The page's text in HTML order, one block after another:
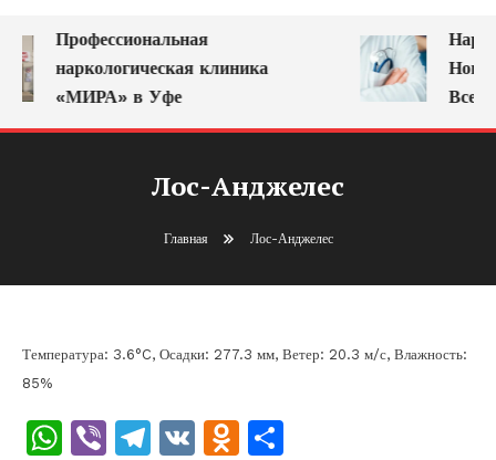
Профессиональная
наркологическая клиника
«МИРА» в Уфе
Лос-Анджелес
Главная Лос-Анджелес
Температура: 3.6°C, Осадки: 277.3 мм, Ветер: 20.3 м/с, Влажность:
85%
WhatsApp
ViberTelegram
VK Odnoklassniki